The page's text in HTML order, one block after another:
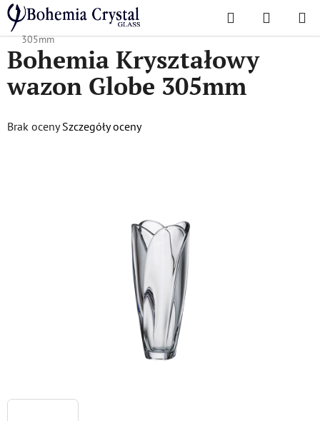
Przejść
do
treści
Szukaj KOSZYK
Home
/ Popularne kolekcje / Glob
Bohemia Kryształowy wazon Globe
305mm
Bohemia Kryształowy
wazon Globe 305mm
Średnia
Brak oceny Szczegóły oceny